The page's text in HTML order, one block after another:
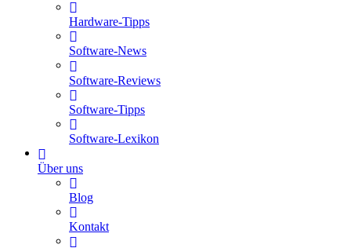
Hardware-Tipps
Software-News
Software-Reviews
Software-Tipps
Software-Lexikon
Über uns
Blog
Kontakt